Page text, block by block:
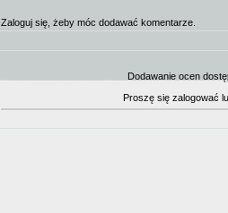
Zaloguj się, żeby móc dodawać komentarze.
Dodawanie ocen
Proszę się zalogować